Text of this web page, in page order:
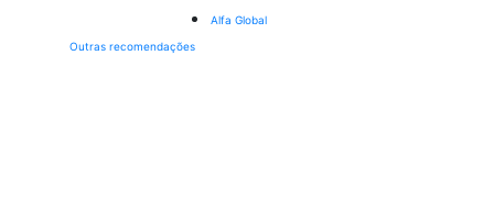
Alfa Global
Outras recomendações